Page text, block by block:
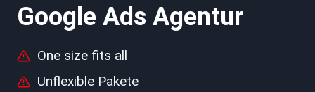
Google Ads Agentur
One size fits all
Unflexible Pakete